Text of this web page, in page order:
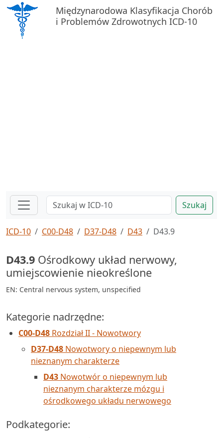
Międzynarodowa Klasyfikacja Chorób
i Problemów Zdrowotnych ICD-10
Szukaj
ICD-10 C00-D48 D37-D48 D43 D43.9
D43.9 Ośrodkowy układ nerwowy,
umiejscowienie nieokreślone
EN: Central nervous system, unspecified
Kategorie nadrzędne:
C00-D48 Rozdział II - Nowotwory
D37-D48 Nowotwory o niepewnym lub
nieznanym charakterze
D43 Nowotwór o niepewnym lub
nieznanym charakterze mózgu i
ośrodkowego układu nerwowego
Podkategorie: